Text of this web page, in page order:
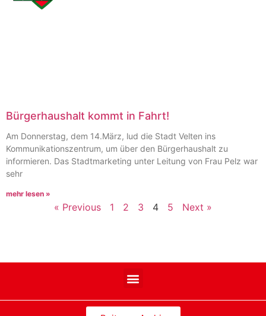
Bürgerhaushalt kommt in Fahrt!
Am Donnerstag, dem 14.März, lud die Stadt Velten ins
Kommunikationszentrum, um über den Bürgerhaushalt zu
informieren. Das Stadtmarketing unter Leitung von Frau Pelz war
sehr
mehr lesen »
« Previous 1 2 3 4 5 Next »